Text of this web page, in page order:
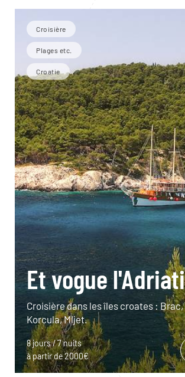
Croisière
Plages etc.
Croatie
Et vogue
Croisière dans les îles croates : Brac,
Korcula, Mljet.
8 jours / 7 nuits
à partir de 2000€